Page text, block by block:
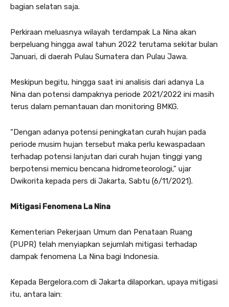
bagian selatan saja.
Perkiraan meluasnya wilayah terdampak La Nina akan
berpeluang hingga awal tahun 2022 terutama sekitar bulan
Januari, di daerah Pulau Sumatera dan Pulau Jawa.
Meskipun begitu, hingga saat ini analisis dari adanya La
Nina dan potensi dampaknya periode 2021/2022 ini masih
terus dalam pemantauan dan monitoring BMKG.
“Dengan adanya potensi peningkatan curah hujan pada
periode musim hujan tersebut maka perlu kewaspadaan
terhadap potensi lanjutan dari curah hujan tinggi yang
berpotensi memicu bencana hidrometeorologi,” ujar
Dwikorita kepada pers di Jakarta, Sabtu (6/11/2021).
Mitigasi Fenomena La Nina
Kementerian Pekerjaan Umum dan Penataan Ruang
(PUPR) telah menyiapkan sejumlah mitigasi terhadap
dampak fenomena La Nina bagi Indonesia.
Kepada Bergelora.com di Jakarta dilaporkan, upaya mitigasi
itu, antara lain: